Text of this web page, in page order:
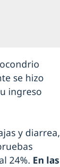
se hizo
ingreso
y diarrea,
24%. En las